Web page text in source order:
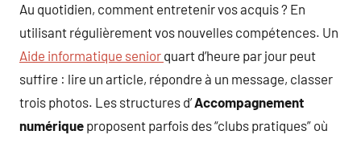
Au quotidien, comment entretenir vos acquis ? En
utilisant régulièrement vos nouvelles compétences. Un
Aide informatique senior quart d’heure par jour peut
suffire : lire un article, répondre à un message, classer
trois photos. Les structures d’Accompagnement
numérique proposent parfois des “clubs pratiques” où